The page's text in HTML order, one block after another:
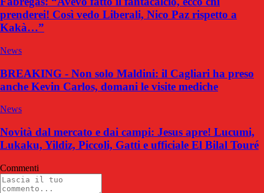
prenderei! Così vedo Liberali, Nico Paz rispetto a
Kakà…”
News
BREAKING - Non solo Maldini: il Cagliari ha preso
anche Kevin Carlos, domani le visite mediche
News
Novità dal mercato e dai campi: Jesus apre! Lucumi,
Lukaku, Yildiz, Piccoli, Gatti e ufficiale El Bilal Touré
Commenti